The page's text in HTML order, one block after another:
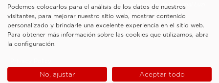
Sociedad sujeta a la actividad de dirección y coordinación de Shanghai Luzi
Enterprise Management Consultancy Center (Limited Partnership)
Notas legales
Cookie Policy
Podemos colocarlos para el análisis de los datos de nuestros
visitantes, para mejorar nuestro sitio web, mostrar contenido
personalizado y brindarle una excelente experiencia en el sitio web.
Para obtener más información sobre las cookies que utilizamos, abra
la configuración.
No, ajustar Aceptar todo